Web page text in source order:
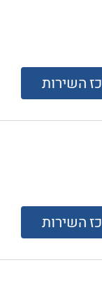
השירות
השירות